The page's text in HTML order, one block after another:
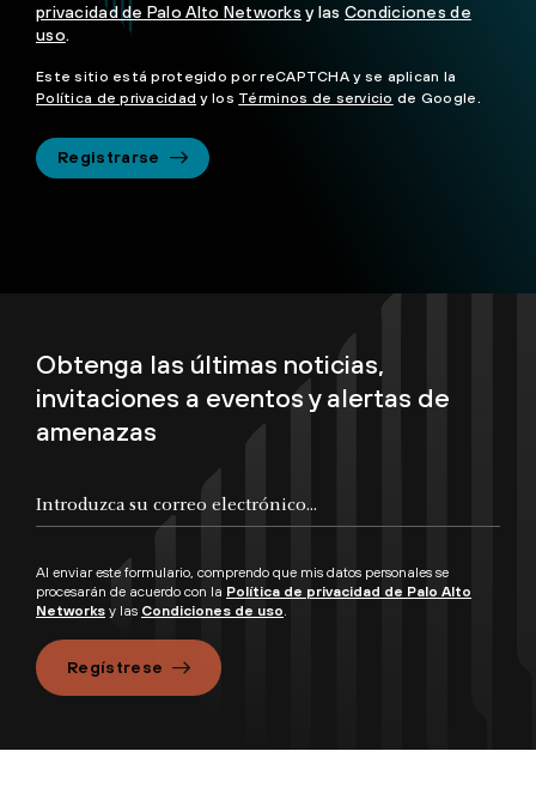
privacidad de Palo Alto Networks y las Condiciones de
uso.
Este sitio está protegido por reCAPTCHA y se aplican la
Política de privacidad y los Términos de servicio de Google.
Registrarse
Obtenga las últimas noticias,
invitaciones a eventos y alertas de
amenazas
Al enviar este formulario, comprendo que mis datos personales se
procesarán de acuerdo con la Política de privacidad de Palo Alto
Networks y las Condiciones de uso
Regístrese